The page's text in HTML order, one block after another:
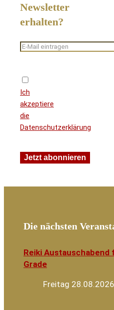
Newsletter
erhalten?
Ich
akzeptiere
die
Datenschutzerklärung
Die nächsten
Reiki Austauschabend
Grade
Freitag 28.08.2026